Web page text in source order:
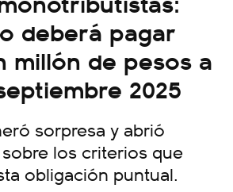
deberá pagar
millón de pesos a
2025
sorpresa y abrió
los criterios que
obligación puntual.